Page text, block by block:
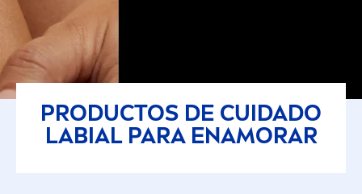
PRODUCTOS DE CUIDADO
LABIAL PARA ENAMORAR